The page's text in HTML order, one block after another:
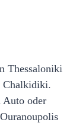
Thessaloniki
Chalkidiki.
Auto oder